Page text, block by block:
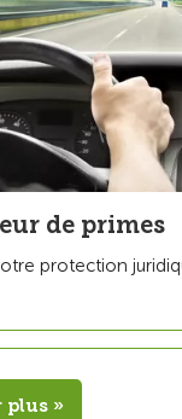
de primes
protection
plus »